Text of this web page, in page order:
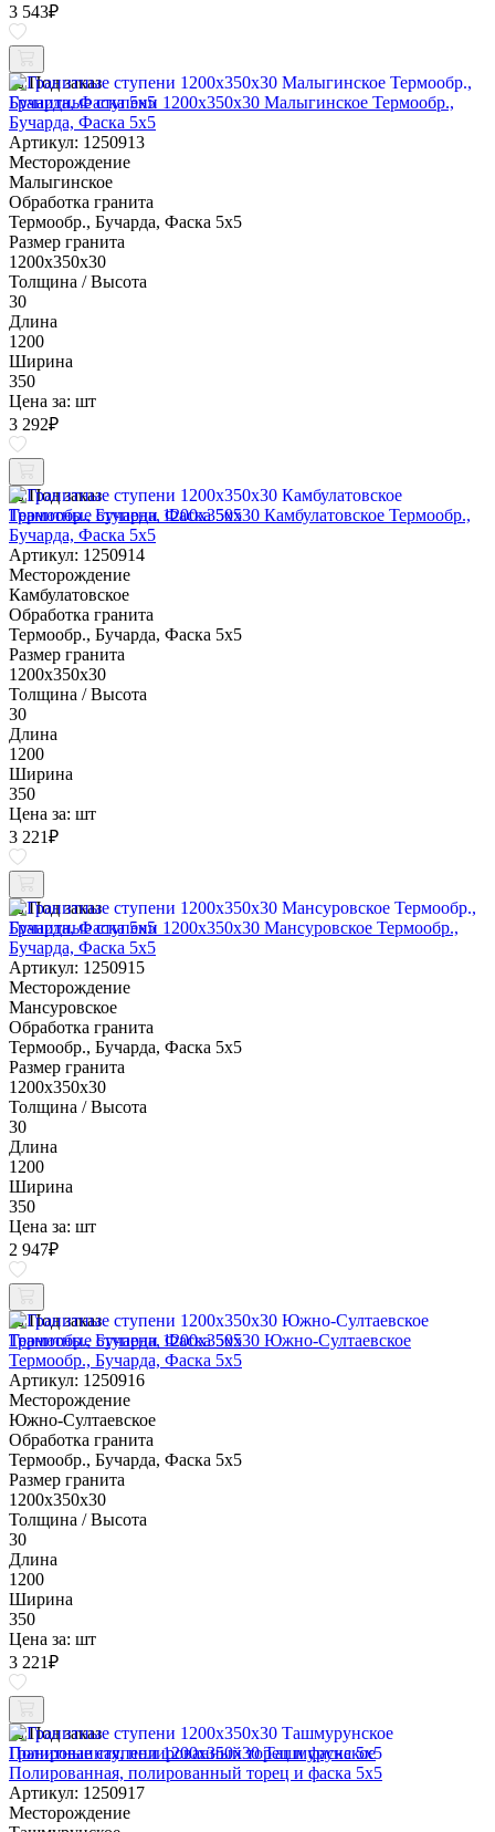
3 543₽
Под заказ
Гранитные ступени 1200x350x30 Малыгинское Термообр.,
Бучарда, Фаска 5x5
Артикул: 1250913
Месторождение
Малыгинское
Обработка гранита
Термообр., Бучарда, Фаска 5x5
Размер гранита
1200x350x30
Толщина / Высота
30
Длина
1200
Ширина
350
Цена за: шт
3 292₽
Под заказ
Гранитные ступени 1200x350x30 Камбулатовское Термообр.,
Бучарда, Фаска 5x5
Артикул: 1250914
Месторождение
Камбулатовское
Обработка гранита
Термообр., Бучарда, Фаска 5x5
Размер гранита
1200x350x30
Толщина / Высота
30
Длина
1200
Ширина
350
Цена за: шт
3 221₽
Под заказ
Гранитные ступени 1200x350x30 Мансуровское Термообр.,
Бучарда, Фаска 5x5
Артикул: 1250915
Месторождение
Мансуровское
Обработка гранита
Термообр., Бучарда, Фаска 5x5
Размер гранита
1200x350x30
Толщина / Высота
30
Длина
1200
Ширина
350
Цена за: шт
2 947₽
Под заказ
Гранитные ступени 1200x350x30 Южно-Султаевское
Термообр., Бучарда, Фаска 5x5
Артикул: 1250916
Месторождение
Южно-Султаевское
Обработка гранита
Термообр., Бучарда, Фаска 5x5
Размер гранита
1200x350x30
Толщина / Высота
30
Длина
1200
Ширина
350
Цена за: шт
3 221₽
Под заказ
Гранитные ступени 1200x350x30 Ташмурунское
Полированная, полированный торец и фаска 5x5
Артикул: 1250917
Месторождение